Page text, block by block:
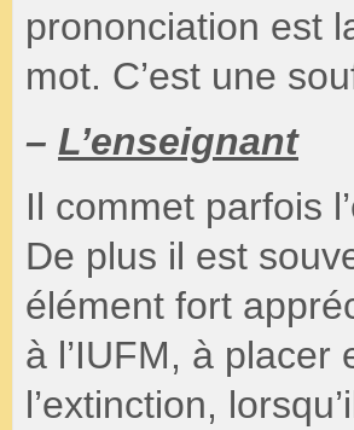
prononciation est
mot. C’est une
– L’enseignant
Il commet parfois
De plus il est
élément fort
à l’IUFM, à placer
l’extinction,